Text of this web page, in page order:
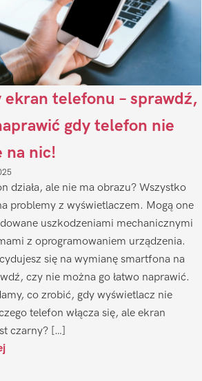
ekran telefonu – sprawdź,
gdy telefon nie
na nic!
działa, ale nie ma obrazu? Wszystko
problemy z wyświetlaczem. Mogą one
uszkodzeniami mechanicznymi
z oprogramowaniem urządzenia.
się na wymianę smartfona na
czy nie można go łatwo naprawić.
co zrobić, gdy wyświetlacz nie
telefon włącza się, ale ekran
czarny? […]